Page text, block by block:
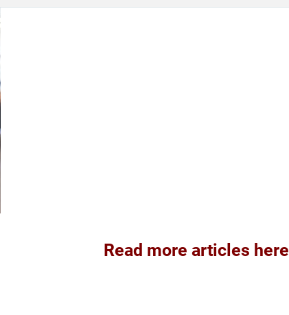
Read more articles here